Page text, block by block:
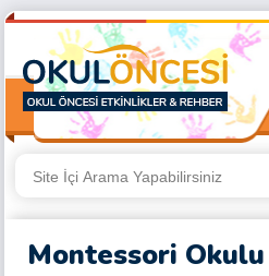
Montessori